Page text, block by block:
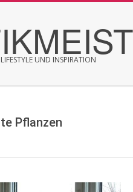
UND INSPIRATION
Pflanzen